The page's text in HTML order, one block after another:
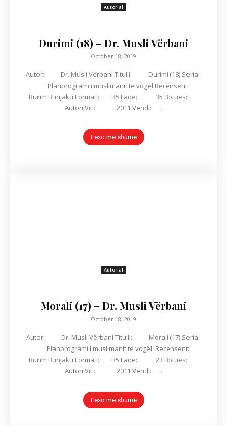
Autorial
Durimi (18) – Dr. Musli Vërbani
October 18, 2019
Autor: Dr. Musli Vërbani Titulli: Durimi (18) Seria:
Planprogrami i muslimanit të vogël Recensent:
Burim Bunjaku Formati: B5 Faqe: 35 Botues:
Autori Viti: 2011 Vendi: ...
Lexo më shumë
Autorial
Morali (17) – Dr. Musli Vërbani
October 18, 2019
Autor: Dr. Musli Vërbani Titulli: Morali (17) Seria:
Planprogrami i muslimanit të vogël Recensent:
Burim Bunjaku Formati: B5 Faqe: 23 Botues:
Autori Viti: 2011 Vendi: ...
Lexo më shumë